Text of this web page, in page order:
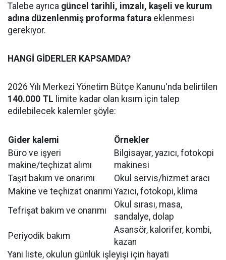
Talebe ayrıca güncel tarihli, imzalı, kaşeli ve kurum
adına düzenlenmiş proforma fatura eklenmesi
gerekiyor.
HANGİ GİDERLER KAPSAMDA?
2026 Yılı Merkezi Yönetim Bütçe Kanunu'nda belirtilen
140.000 TL limite kadar olan kısım için talep
edilebilecek kalemler şöyle:
Gider kalemi
Örnekler
Büro ve işyeri
makine/teçhizat alımı
Bilgisayar, yazıcı, fotokopi
makinesi
Taşıt bakım ve onarımı
Okul servis/hizmet aracı
Makine ve teçhizat onarımı Yazıcı, fotokopi, klima
Tefrişat bakım ve onarımı
Okul sırası, masa,
sandalye, dolap
Periyodik bakım
Asansör, kalorifer, kombi,
kazan
Yani liste, okulun günlük işleyişi için hayati